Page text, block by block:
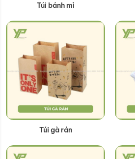
Túi bánh mì
Túi gà rán